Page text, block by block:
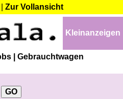
Zur Vollansicht
Kleinanzeigen
| Gebrauchtwagen